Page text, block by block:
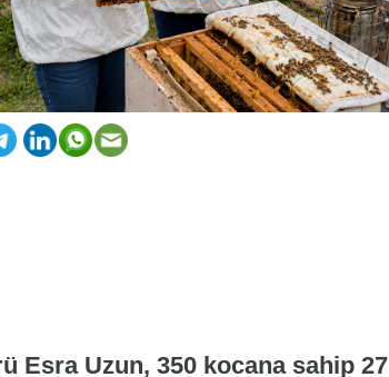
Esra Uzun, 350 kocana sahip 27